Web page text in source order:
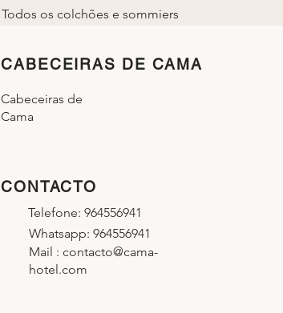
Todos os colchões e sommiers
CABECEIRAS DE CAMA
Cabeceiras de
Cama
CONTACTO
Telefone: 964556941
Whatsapp: 964556941
Mail : contacto@cama-
hotel.com